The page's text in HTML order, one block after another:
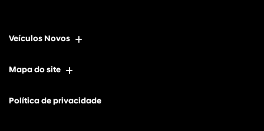
Veículos Novos
Mapa do site
Política de privacidade